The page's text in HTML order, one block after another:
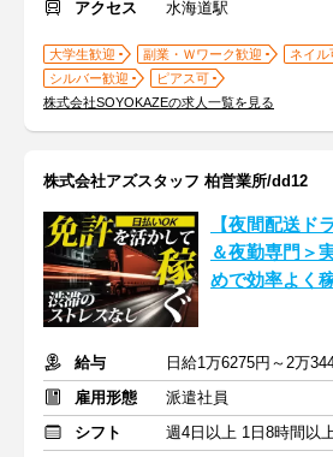
アクセス
水海道駅
大学生歓迎 副業・Ｗワーク歓迎
ネイル
シルバー歓迎
ピアス可
株式会社SOYOKAZEの求人一覧を見る
株式会社アズスタッフ 柏営業所/dd12
【夜間配送ド
＆夜勤専門＞
めで効率よく
給与
日給1万6275円～2万
雇用形態
派遣社員
シフト
週4日以上 1日8時間以